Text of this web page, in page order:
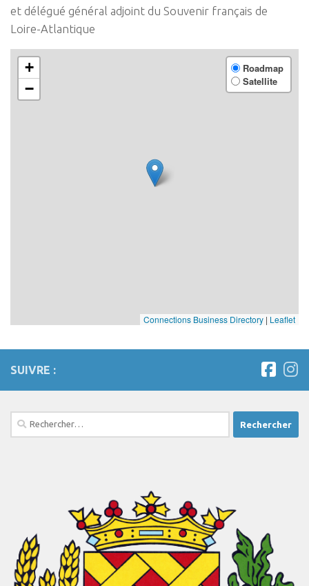
et délégué général adjoint du Souvenir français de
Loire-Atlantique
+
−
Roadmap
Satellite
Connections Business Directory | Leaflet
SUIVRE :
Rechercher :